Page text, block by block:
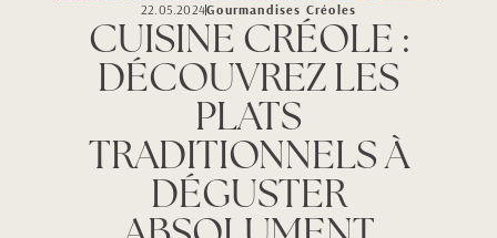
22.05.2024Gourmandises Créoles
CUISINE CRÉOLE :
DÉCOUVREZ LES
PLATS
TRADITIONNELS À
DÉGUSTER